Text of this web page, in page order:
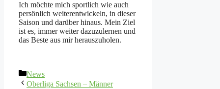
Ich möchte mich sportlich wie auch
persönlich weiterentwickeln, in dieser
Saison und darüber hinaus. Mein Ziel
ist es, immer weiter dazuzulernen und
das Beste aus mir herauszuholen.
Kategorien
News
Oberliga Sachsen – Männer